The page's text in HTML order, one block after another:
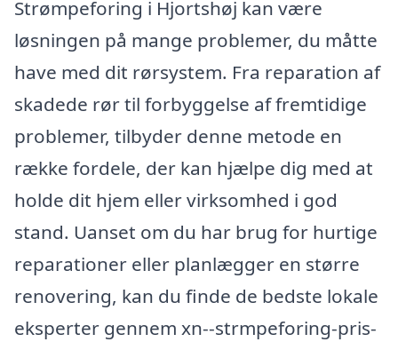
Strømpeforing i Hjortshøj kan være
løsningen på mange problemer, du måtte
have med dit rørsystem. Fra reparation af
skadede rør til forbyggelse af fremtidige
problemer, tilbyder denne metode en
række fordele, der kan hjælpe dig med at
holde dit hjem eller virksomhed i god
stand. Uanset om du har brug for hurtige
reparationer eller planlægger en større
renovering, kan du finde de bedste lokale
eksperter gennem xn--strmpeforing-pris-